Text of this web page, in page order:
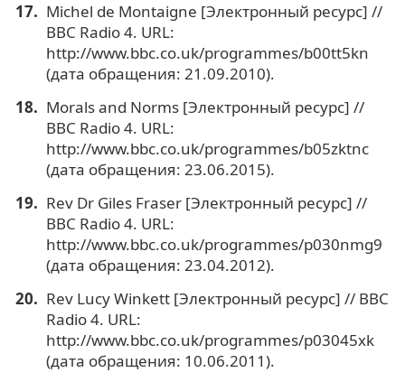
Michel de Montaigne [Электронный ресурс] //
BBC Radio 4. URL:
http://www.bbc.co.uk/programmes/b00tt5kn
(дата обращения: 21.09.2010).
Morals and Norms [Электронный ресурс] //
BBC Radio 4. URL:
http://www.bbc.co.uk/programmes/b05zktnc
(дата обращения: 23.06.2015).
Rev Dr Giles Fraser [Электронный ресурс] //
BBC Radio 4. URL:
http://www.bbc.co.uk/programmes/p030nmg9
(дата обращения: 23.04.2012).
Rev Lucy Winkett [Электронный ресурс] // BBC
Radio 4. URL:
http://www.bbc.co.uk/programmes/p03045xk
(дата обращения: 10.06.2011).